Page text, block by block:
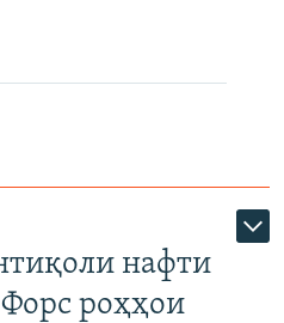
нафти
роҳҳои